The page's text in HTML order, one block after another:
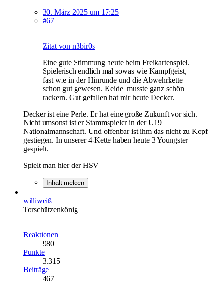
30. März 2025 um 17:25
#67
Zitat von n3bir0s
Eine gute Stimmung heute beim Freikartenspiel.
Spielerisch endlich mal sowas wie Kampfgeist,
fast wie in der Hinrunde und die Abwehrkette
schon gut gewesen. Keidel musste ganz schön
rackern. Gut gefallen hat mir heute Decker.
Decker ist eine Perle. Er hat eine große Zukunft vor sich.
Nicht umsonst ist er Stammspieler in der U19
Nationalmannschaft. Und offenbar ist ihm das nicht zu Kopf
gestiegen. In unserer 4-Kette haben heute 3 Youngster
gespielt.
Spielt man hier der HSV
Inhalt melden
williweiß
Torschützenkönig
Reaktionen
980
Punkte
3.315
Beiträge
467